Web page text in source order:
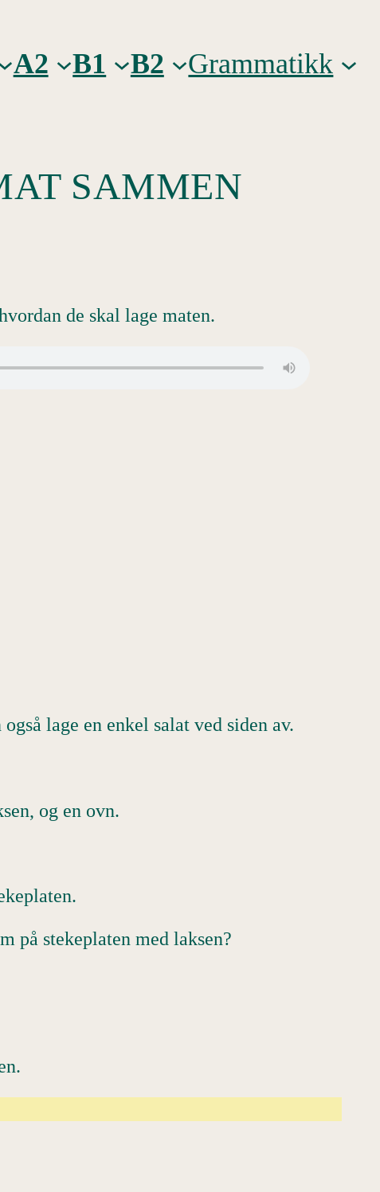
A2 B1 B2 Grammatikk
SAMMEN
de skal lage maten.
lage en enkel salat ved siden av.
og en ovn.
på stekeplaten med laksen?